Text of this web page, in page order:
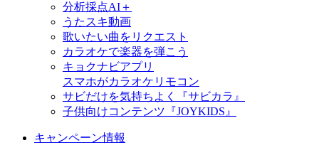
分析採点AI＋
うたスキ動画
歌いたい曲をリクエスト
カラオケで楽器を弾こう
キョクナビアプリ
スマホがカラオケリモコン
サビだけを気持ちよく『サビカラ』
子供向けコンテンツ『JOYKIDS』
キャンペーン情報